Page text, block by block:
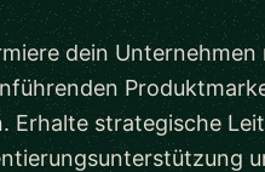
dein Unternehmen
Erhalte strategische